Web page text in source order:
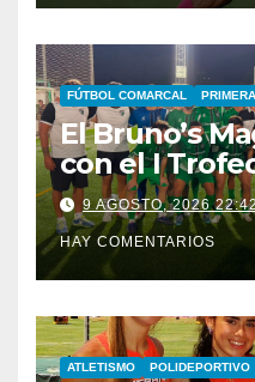
FÚTBOL COMARCAL
El Bruno’s
con el I
Javier
Taraguilla y
Cádiz CV
9 AGOSTO, 2026
HAY COMENTARIOS
ATLETISMO POLIDEPORTIVO